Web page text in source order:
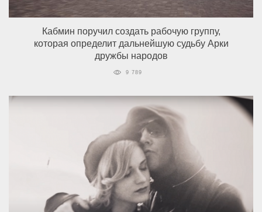
Кабмин поручил создать рабочую группу,
которая определит дальнейшую судьбу Арки
дружбы народов
9 789